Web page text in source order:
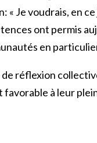
Je voudrais, en
ont permis
en
réflexion
à leur